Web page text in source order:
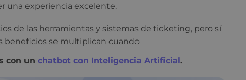
una experiencia excelente.
de las herramientas y sistemas de ticketing, pero sí
beneficios se multiplican cuando
con un chatbot con Inteligencia Artificial.